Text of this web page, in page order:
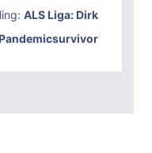
ALS Liga: Dirk